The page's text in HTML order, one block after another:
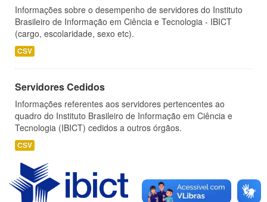
Informações sobre o desempenho de servidores do Instituto
Brasileiro de Informação em Ciência e Tecnologia - IBICT
(cargo, escolaridade, sexo etc).
CSV
Servidores Cedidos
Informações referentes aos servidores pertencentes ao
quadro do Instituto Brasileiro de Informação em Ciência e
Tecnologia (IBICT) cedidos a outros órgãos.
CSV